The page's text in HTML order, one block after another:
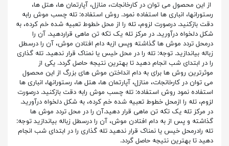
از این محصول می توان در کارخانجات، منازل، آپارتمان ها، هتل ها،
رستورانها، انباری ها استفاده نمود. روش استفاده: تله چسب موش رابه
دقت بازکنید. درصورت لزوم، تله را از محل خطوط تعبیه شده خم کرده، به
شکل دلخواه درآورید. در مرکز تله یک تکه تن ماهی قراردهید. آن را
درمحل تردد موش ها گذاشته وپس ازبه دام افتادن موش، آن را درسطل
زباله بیاندازید. توجه: تله را در محل خیس یا نمناک قرار ندهید. تله گذاری
را در ابتدای شب انجام دهید تا بهترین نتیجه حاصل گردد. یکی از
موثرترین روش ها برای به دام انداختن موش های بزرگ از این محصول
می توان در کارخانجات، منازل، آپارتمان ها، هتل ها، رستورانها، انباری ها
استفاده نمود روش استفاده: تله چسب موش رابه دقت بازکنید. درصورت
لزوم، تله را ازمحل خطوط تعبیه شده خم کرده، به شکل دلخواه درآورید.
در مرکز تله یک تکه تن ماهی قرار دهید.آن را در محل تردد موش ها
گذاشته و پس از به دام افتادن موش، آن را درسطل زباله بیاندازید توجه:
تله رادرمحل خیس یا نمناک قرار ندهید تله گذاری را در ابتدای شب انجام
دهید تا بهترین نتیجه حاصل گردد.